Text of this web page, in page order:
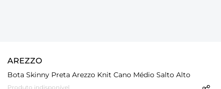
AREZZO
Bota Skinny Preta Arezzo Knit Cano Médio Salto Alto
Produto indisponível